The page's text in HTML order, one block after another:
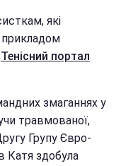
які
прикладом
Тенісний портал
змаганнях у
травмованої,
Групу Євро-
Катя здобула